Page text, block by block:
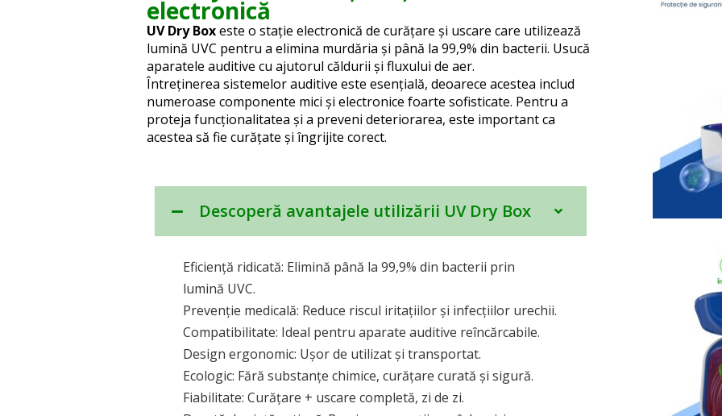
electronică
UV Dry Boxeste o stație electronică de curățare și uscare care utilizează
lumină UVC pentru a elimina murdăria și până la 99,9% din bacterii. Usucă
aparatele auditive cu ajutorul căldurii și fluxului de aer.
Întreținerea sistemelor auditive este esențială, deoarece acestea includ
numeroase componente mici și electronice foarte sofisticate. Pentru a
proteja funcționalitatea și a preveni deteriorarea, este important ca
acestea să fie curățate și îngrijite corect.
Descoperă avantajele utilizării UV Dry Box
Eficiență ridicată: Elimină până la 99,9% din bacterii prin
lumină UVC.
Prevenție medicală: Reduce riscul iritațiilor și infecțiilor urechii.
Compatibilitate: Ideal pentru aparate auditive reîncărcabile.
Design ergonomic: Ușor de utilizat și transportat.
Ecologic: Fără substanțe chimice, curățare curată și sigură.
Fiabilitate: Curățare + uscare completă, zi de zi.